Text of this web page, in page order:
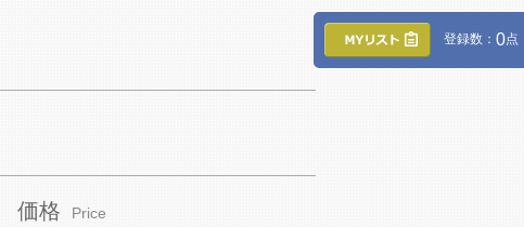
登録数： 0点
価格 Price